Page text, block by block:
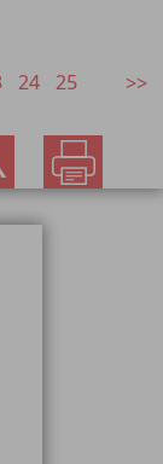
24 25